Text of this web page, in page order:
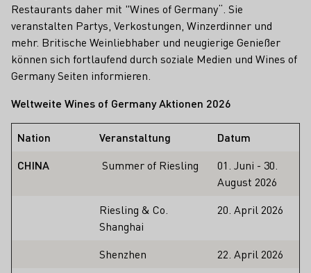
Restaurants daher mit "Wines of Germany“. Sie
veranstalten Partys, Verkostungen, Winzerdinner und
mehr. Britische Weinliebhaber und neugierige Genießer
können sich fortlaufend durch soziale Medien und Wines of
Germany Seiten informieren.
Weltweite Wines of Germany Aktionen 2026
Nation Veranstaltung
Datum
CHINA
Summer of Riesling
01. Juni - 30.
August 2026
Riesling & Co.
Shanghai
20. April 2026
Shenzhen
22. April 2026